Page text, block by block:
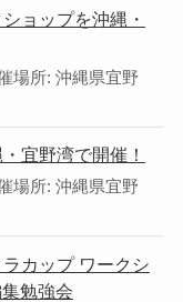
ョップを沖縄・
場所: 沖縄県宜野
宜野湾で開催！
場所: 沖縄県宜野
カップ ワークシ
勉強会